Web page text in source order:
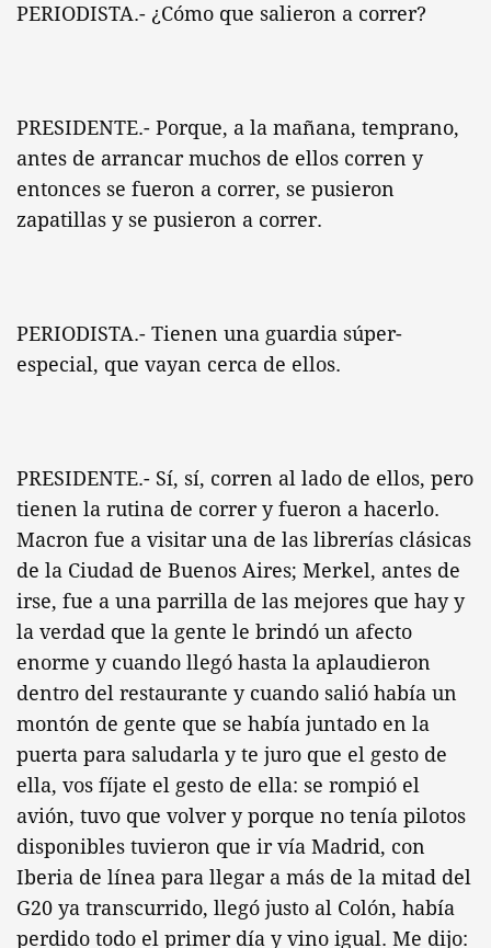
PERIODISTA.- ¿Cómo que salieron a correr?
PRESIDENTE.- Porque, a la mañana, temprano,
antes de arrancar muchos de ellos corren y
entonces se fueron a correr, se pusieron
zapatillas y se pusieron a correr.
PERIODISTA.- Tienen una guardia súper-
especial, que vayan cerca de ellos.
PRESIDENTE.- Sí, sí, corren al lado de ellos, pero
tienen la rutina de correr y fueron a hacerlo.
Macron fue a visitar una de las librerías clásicas
de la Ciudad de Buenos Aires; Merkel, antes de
irse, fue a una parrilla de las mejores que hay y
la verdad que la gente le brindó un afecto
enorme y cuando llegó hasta la aplaudieron
dentro del restaurante y cuando salió había un
montón de gente que se había juntado en la
puerta para saludarla y te juro que el gesto de
ella, vos fíjate el gesto de ella: se rompió el
avión, tuvo que volver y porque no tenía pilotos
disponibles tuvieron que ir vía Madrid, con
Iberia de línea para llegar a más de la mitad del
G20 ya transcurrido, llegó justo al Colón, había
perdido todo el primer día y vino igual. Me dijo: